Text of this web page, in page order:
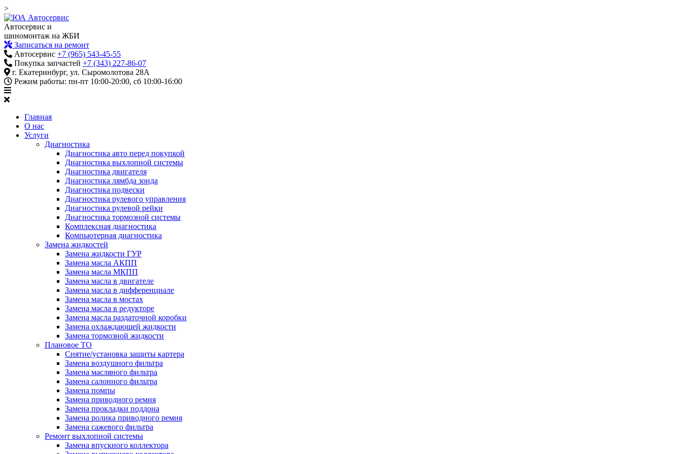
>
Автосервис и
шиномонтаж на ЖБИ
Записаться на ремонт
Автосервис +7 (965) 543-45-55
Покупка запчастей +7 (343) 227-86-07
г. Екатеринбург, ул. Сыромолотова 28А
Режим работы: пн-пт 10:00-20:00, сб 10:00-16:00
Главная
О нас
Услуги
Диагностика
Диагностика авто перед покупкой
Диагностика выхлопной системы
Диагностика двигателя
Диагностика лямбда зонда
Диагностика подвески
Диагностика рулевого управления
Диагностика рулевой рейки
Диагностика тормозной системы
Комплексная диагностика
Компьютерная диагностика
Замена жидкостей
Замена жидкости ГУР
Замена масла АКПП
Замена масла МКПП
Замена масла в двигателе
Замена масла в дифференциале
Замена масла в мостах
Замена масла в редукторе
Замена масла раздаточной коробки
Замена охлаждающей жидкости
Замена тормозной жидкости
Плановое ТО
Снятие/установка защиты картера
Замена воздушного фильтра
Замена масляного фильтра
Замена салонного фильтра
Замена помпы
Замена приводного ремня
Замена прокладки поддона
Замена ролика приводного ремня
Замена сажевого фильтра
Ремонт выхлопной системы
Замена впускного коллектора